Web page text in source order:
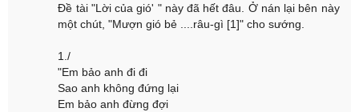
Đề tài "Lời của gió' " này đã hết đâu. Ở nán lại bên này
một chút, "Mượn gió bẻ ....râu-gì [1]" cho sướng.
1./
"Em bảo anh đi đi
Sao anh không đứng lại
Em bảo anh đừng đợi